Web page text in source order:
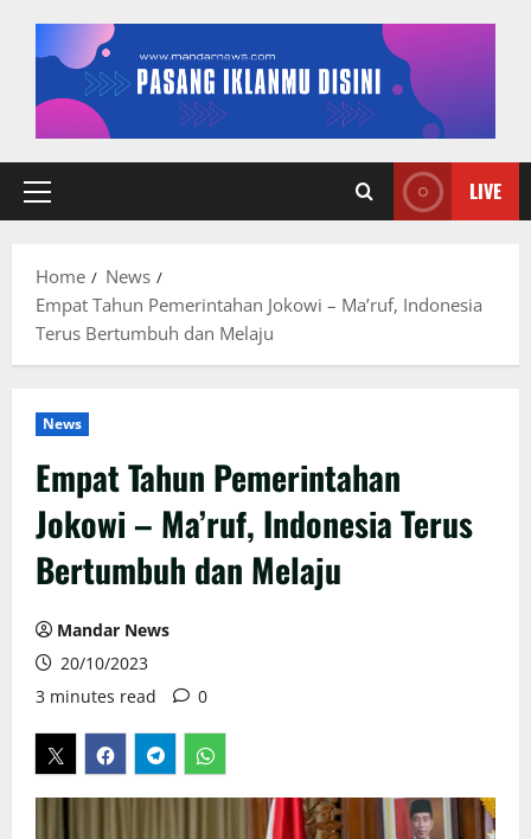
Primary
LIVE
Home
News
Empat Tahun Pemerintahan Jokowi – Ma’ruf, Indonesia
Terus Bertumbuh dan Melaju
News
Empat Tahun Pemerintahan
Jokowi – Ma’ruf, Indonesia Terus
Bertumbuh dan Melaju
Mandar News
20/10/2023
3 minutes read
0